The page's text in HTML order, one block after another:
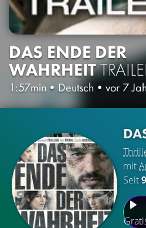
DAS ENDE DER
WAHRHEIT
1:57min• Deutsch • vor 7
mit
Seit